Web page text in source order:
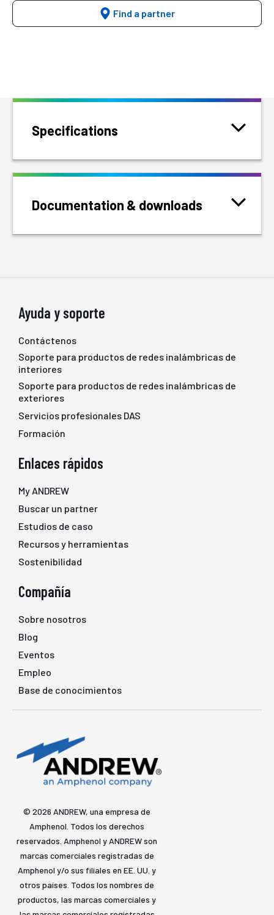
Find a partner
Specifications
Documentation & downloads
Ayuda y soporte
Contáctenos
Soporte para productos de redes inalámbricas de
interiores
Soporte para productos de redes inalámbricas de
exteriores
Servicios profesionales DAS
Formación
Enlaces rápidos
My ANDREW
Buscar un partner
Estudios de caso
Recursos y herramientas
Sostenibilidad
Compañía
Sobre nosotros
Blog
Eventos
Empleo
Base de conocimientos
© 2026 ANDREW, una empresa de
Amphenol. Todos los derechos
reservados. Amphenol y ANDREW son
marcas comerciales registradas de
Amphenol y/o sus filiales en EE. UU. y
otros países. Todos los nombres de
productos, las marcas comerciales y